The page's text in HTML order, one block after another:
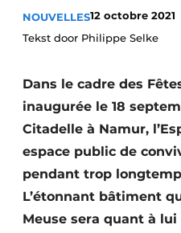
Termes et conditions
Video’s
Construction bois
Contrôle d’accès
Éclairage
NOUVELLES12 octobre 2021
Tekst door Philippe Selke
Dans le cadre des
inaugurée le 18
Citadelle à Namur,
espace public de
pendant trop
L’étonnant bâtiment
Meuse sera quant à